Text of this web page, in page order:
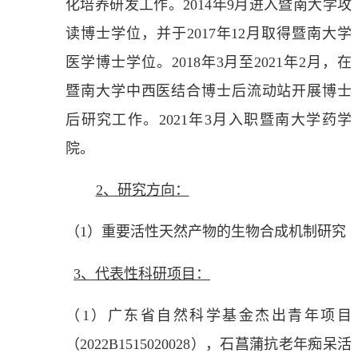
化培养研发工作。 2014年9月进入暨南大学攻
读博士学位，并于2017年12 月取得暨南大学
医学博士学位。 2018年3月至2021 年2 月，在
暨南大学中西医结合博士后流动站开展博士
后研究工作。 2021 年3月入职暨南大学药学
院。
2、研究方向：
（1）重要活性天然产物的生物合成机制研究
3、代表性科研项目：
（ 1 ）广东省自然科学基金杰出青年项目
（2022B1515020028），石菖蒲抗老年痴呆活